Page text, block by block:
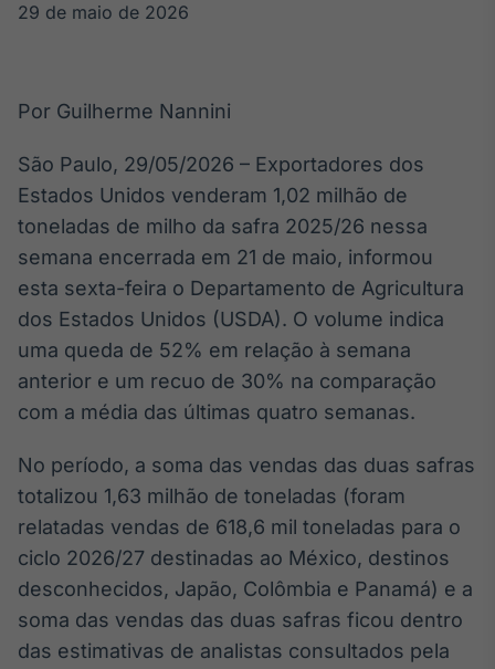
no Brasil
Broadcast
White Label
Plataforma para
conteúdos
personalizados
Soluções de Dados
e Conteúdos
Broadcast
Plataforma para
ativos
Datafeed
APIs para
integração de
29 de maio de 2026
Por Guilherme Nannini
São Paulo, 29/05/2026 – Exportadores dos
Estados Unidos venderam 1,02 milhão de
toneladas de milho da safra 2025/26 nessa
semana encerrada em 21 de maio, informou
esta sexta-feira o Departamento de Agricultura
dos Estados Unidos (USDA). O volume indica
uma queda de 52% em relação à semana
anterior e um recuo de 30% na comparação
com a média das últimas quatro semanas.
No período, a soma das vendas das duas safras
totalizou 1,63 milhão de toneladas (foram
relatadas vendas de 618,6 mil toneladas para o
ciclo 2026/27 destinadas ao México, destinos
desconhecidos, Japão, Colômbia e Panamá) e a
soma das vendas das duas safras ficou dentro
das estimativas de analistas consultados pela